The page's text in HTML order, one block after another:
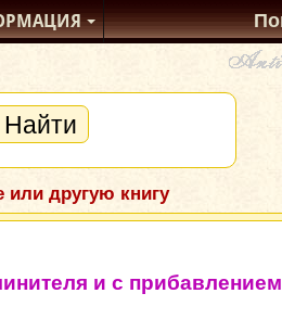
Найти
другую книгу
и с прибавлением